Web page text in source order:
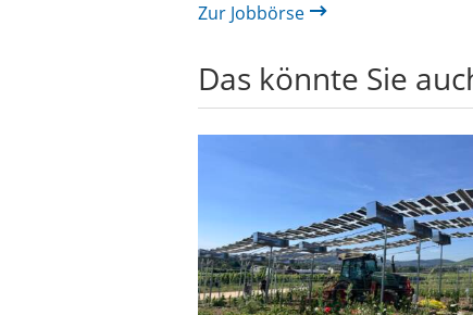
Zur Jobbörse
Das könnte Sie